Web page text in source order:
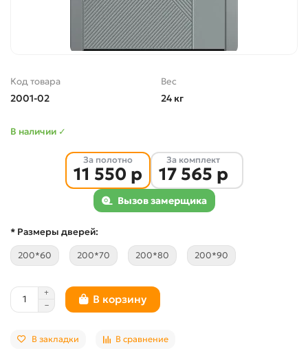
Код товара
2001-02
Вес
24 кг
В наличии ✓
За полотно
11 550 р
За комплект
17 565 р
Вызов замерщика
* Размеры дверей:
200*60 200*70 200*80 200*90
В корзину
В закладки В сравнение